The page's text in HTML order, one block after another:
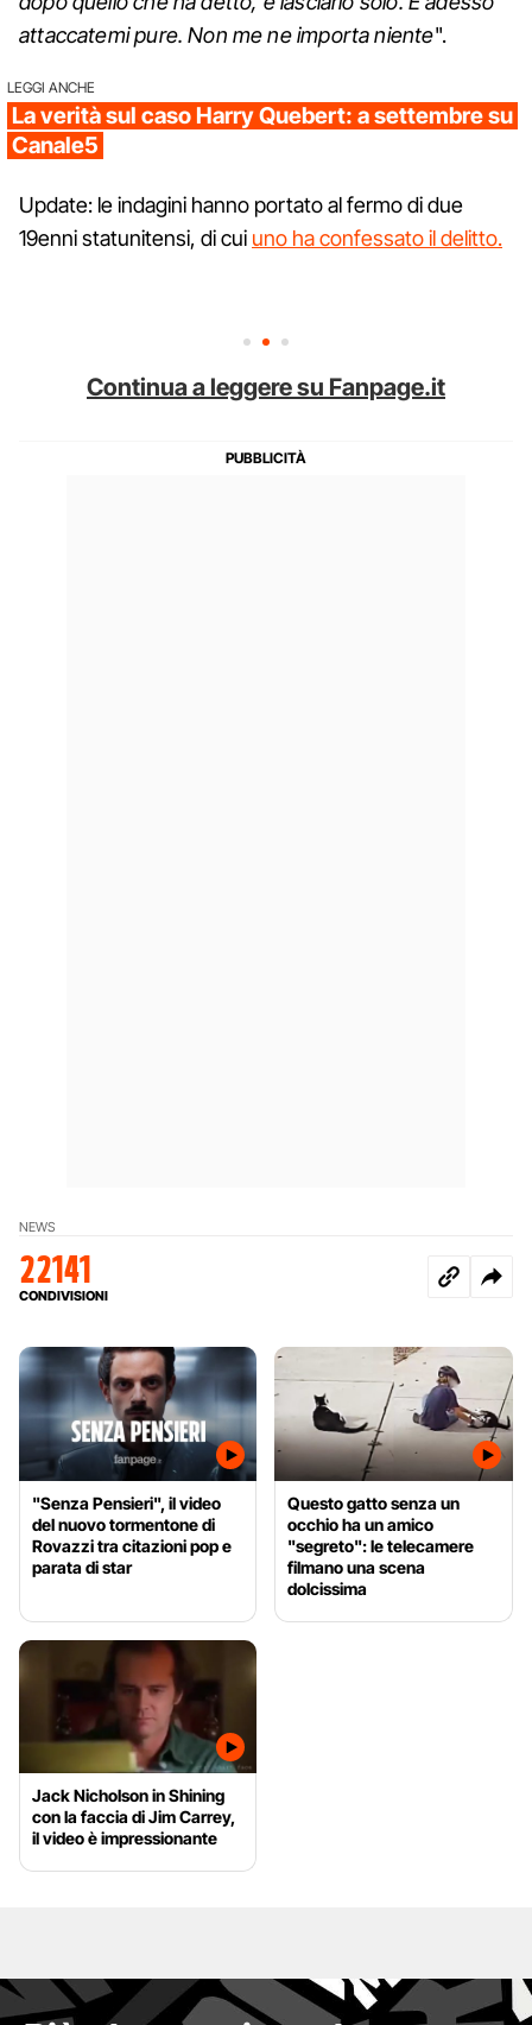
attaccatemi pure. Non me ne importa niente".
LEGGI ANCHE
La verità sul caso Harry Quebert: a settembre su
Canale5
Update: le indagini hanno portato al fermo di due
19enni statunitensi, di cui uno ha confessato il delitto.
Continua a leggere su Fanpage.it
NEWS
22141
CONDIVISIONI
"Senza Pensieri", il video
del nuovo tormentone di
Rovazzi tra citazioni pop e
parata di star
Questo gatto senza un
occhio ha un amico
"segreto": le telecamere
filmano una scena
dolcissima
Jack Nicholson in Shining
con la faccia di Jim Carrey,
il video è impressionante